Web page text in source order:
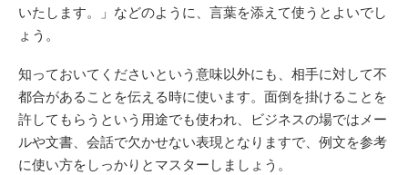
いたします。」などのように、言葉を添えて使うとよいでし
ょう。
知っておいてくださいという意味以外にも、相手に対して不
都合があることを伝える時に使います。面倒を掛けることを
許してもらうという用途でも使われ、ビジネスの場ではメー
ルや文書、会話で欠かせない表現となりますで、例文を参考
に使い方をしっかりとマスターしましょう。